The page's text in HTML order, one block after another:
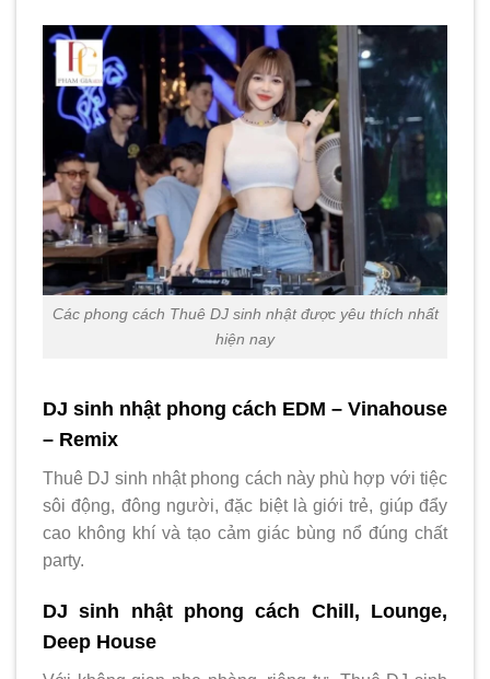
Các phong cách Thuê DJ sinh nhật được yêu thích nhất
hiện nay
DJ sinh nhật phong cách EDM – Vinahouse
– Remix
Thuê DJ sinh nhật phong cách này phù hợp với tiệc
sôi động, đông người, đặc biệt là giới trẻ, giúp đẩy
cao không khí và tạo cảm giác bùng nổ đúng chất
party.
DJ sinh nhật phong cách Chill, Lounge,
Deep House